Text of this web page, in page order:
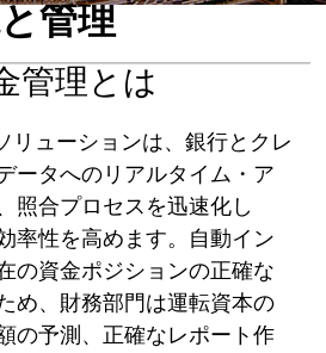
管理
管理とは
リューションは、銀行とクレ
ータへのリアルタイム・ア
照合プロセスを迅速化し
率性を高めます。自動イン
の資金ポジションの正確な
め、財務部門は運転資本の
の予測、正確なレポート作